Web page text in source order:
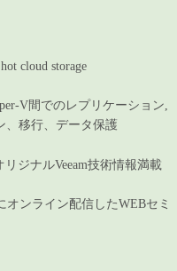
cloud storage
V間でのレプリケーション,
、移行、データ保護
リジナルVeeam技術情報満載
オンライン配信したWEBセミ